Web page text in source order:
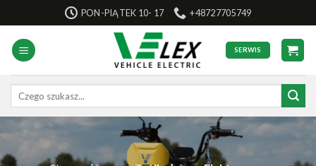
to
content
PON-PIĄTEK 10- 17 +48727705749
SERWIS